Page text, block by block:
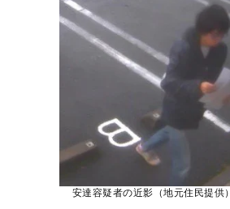
安達容疑者の近影（地元住民提供）